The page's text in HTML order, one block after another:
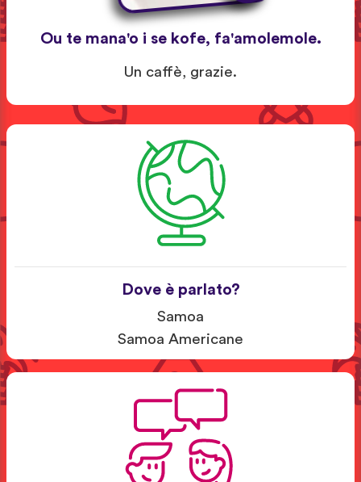
Ou te mana'o i se kofe, fa'amolemole.
Un caffè, grazie.
Dove è parlato?
Samoa
Samoa Americane